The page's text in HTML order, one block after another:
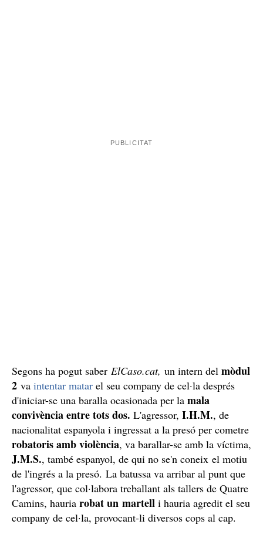
Segons ha pogut saber ElCaso.cat, un intern del mòdul
2 va intentar matar el seu company de cel·la després
d'iniciar-se una baralla ocasionada per la mala
convivència entre tots dos. L'agressor, I.H.M., de
nacionalitat espanyola i ingressat a la presó per cometre
robatoris amb violència, va barallar-se amb la víctima,
J.M.S., també espanyol, de qui no se'n coneix el motiu
de l'ingrés a la presó. La batussa va arribar al punt que
l'agressor, que col·labora treballant als tallers de Quatre
Camins, hauria robat un martell i hauria agredit el seu
company de cel·la, provocant-li diversos cops al cap.